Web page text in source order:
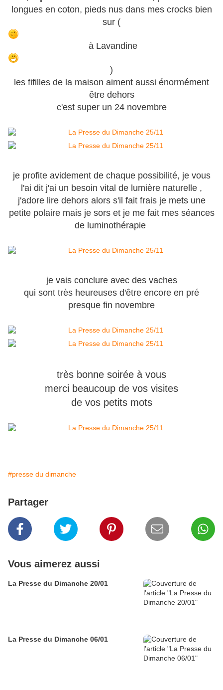
longues en coton, pieds nus dans mes crocks bien
sur (
à Lavandine
)
les fifilles de la maison aiment aussi énormément
être dehors
c'est super un 24 novembre
je profite avidement de chaque possibilité, je vous
l'ai dit j'ai un besoin vital de lumière naturelle ,
j'adore lire dehors alors s'il fait frais je mets une
petite polaire mais je sors et je me fait mes séances
de luminothérapie
je vais conclure avec des vaches
qui sont très heureuses d'être encore en pré
presque fin novembre
très bonne soirée à vous
merci beaucoup de vos visites
de vos petits mots
#presse du dimanche
Partager
Vous aimerez aussi
La Presse du Dimanche 20/01
La Presse du Dimanche 06/01